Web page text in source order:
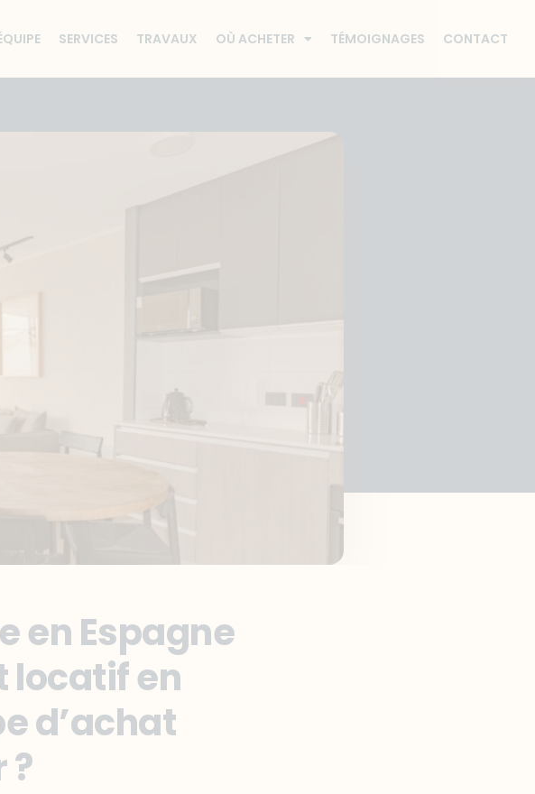
SERVICES TRAVAUX OÙ ACHETER TÉMOIGNAGES CONTACT
en Espagne
locatif en
d’achat
?